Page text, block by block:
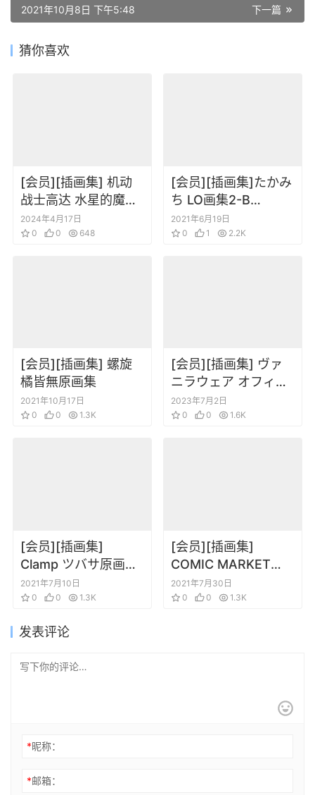
下一篇
2021年10月8日 下午5:48
猜你喜欢
[会员][插画集] 机动
战士高达 水星的魔女
お疲れ様本
2024年4月17日
0
0 648
[会员][插画集]たかみ
ち LO画集2-B
TAKAMICHI LO-fi
WORKS
2021年6月19日
0
1 2.2K
[会员][插画集] 螺旋
橘皆無原画集
2021年10月17日
0
0 1.3K
[会员][插画集] ヴァ
ニラウェア オフィシ
ャル アートブック
Vanilla Mania!
2023年7月2日
0
0 1.6K
[会员][插画集]
Clamp ツバサ原画集-
ALBuM De
REProDUCTioNS 2-
2021年7月10日
0
0 1.3K
[会员][插画集]
COMIC MARKET
45th Anniversary
Book
2021年7月30日
0
0 1.3K
发表评论
*昵称：
*邮箱：